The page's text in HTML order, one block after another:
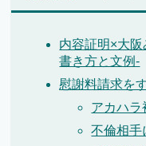
内容証明×大
書き方と文例-
慰謝料請求を
アカハラ
不倫相手